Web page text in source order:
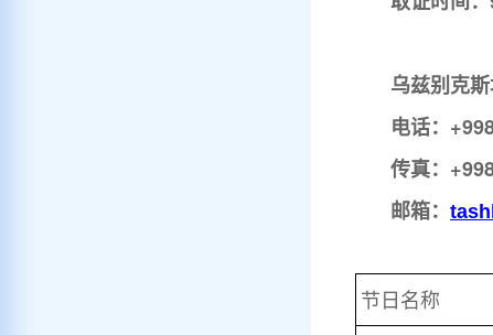
乌兹别克
电话：
传真：
邮箱：ta
节日名称